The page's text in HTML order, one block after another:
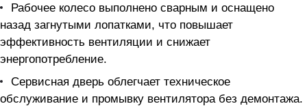
Рабочее колесо выполнено сварным и оснащено
назад загнутыми лопатками, что повышает
эффективность вентиляции и снижает
энергопотребление.
Сервисная дверь облегчает техническое
обслуживание и промывку вентилятора без демонтажа.